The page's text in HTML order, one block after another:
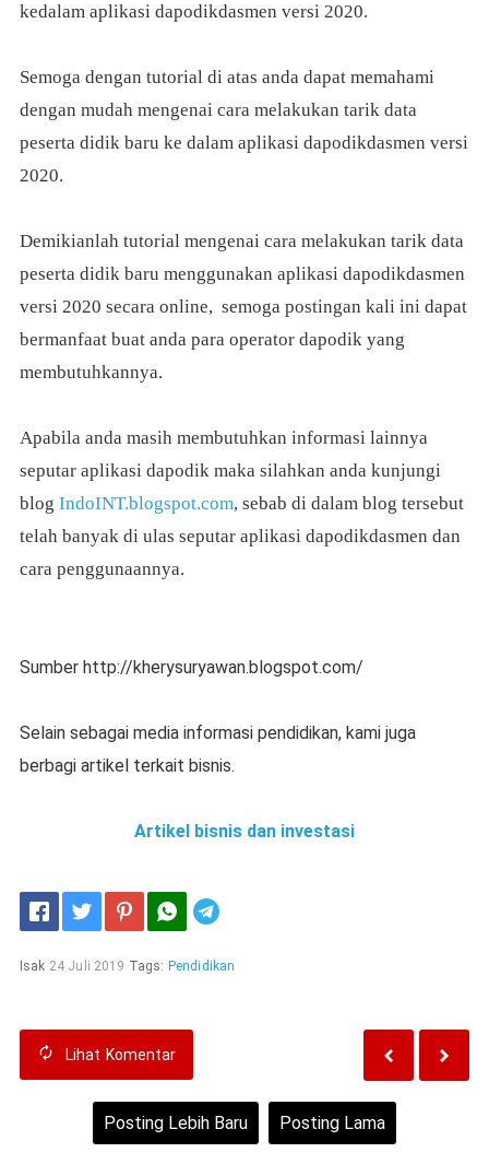
kedalam aplikasi dapodikdasmen versi 2020.
Semoga dengan tutorial di atas anda dapat memahami
dengan mudah mengenai cara melakukan tarik data
peserta didik baru ke dalam aplikasi dapodikdasmen versi
2020.
Demikianlah tutorial mengenai cara melakukan tarik data
peserta didik baru menggunakan aplikasi dapodikdasmen
versi 2020 secara online, semoga postingan kali ini dapat
bermanfaat buat anda para operator dapodik yang
membutuhkannya.
Apabila anda masih membutuhkan informasi lainnya
seputar aplikasi dapodik maka silahkan anda kunjungi
blog IndoINT.blogspot.com, sebab di dalam blog tersebut
telah banyak di ulas seputar aplikasi dapodikdasmen dan
cara penggunaannya.
Sumber http://kherysuryawan.blogspot.com/
Selain sebagai media informasi pendidikan, kami juga
berbagi artikel terkait bisnis.
Artikel bisnis dan investasi
Isak 24 Juli 2019 Tags: Pendidikan
Lihat Komentar
Posting Lebih Baru Posting Lama